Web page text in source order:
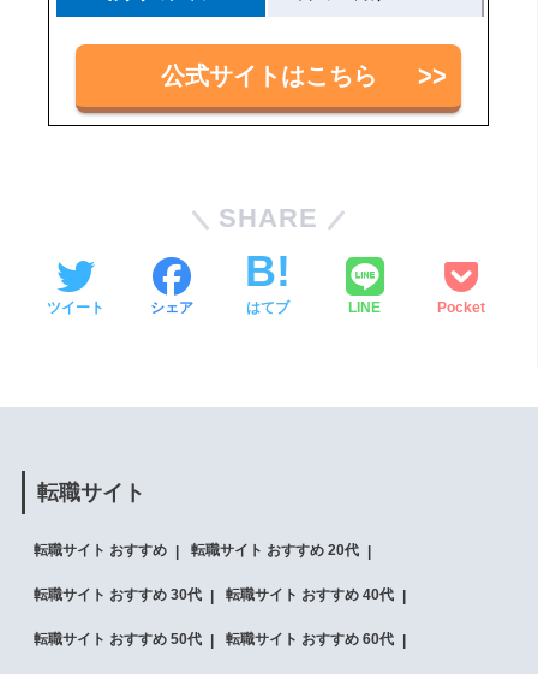
公式サイトはこちら
SHARE
ツイート シェア はてブ LINE Pocket
転職サイト
転職サイト おすすめ 転職サイト おすすめ 20代
転職サイト おすすめ 30代 転職サイト おすすめ 40代
転職サイト おすすめ 50代 転職サイト おすすめ 60代